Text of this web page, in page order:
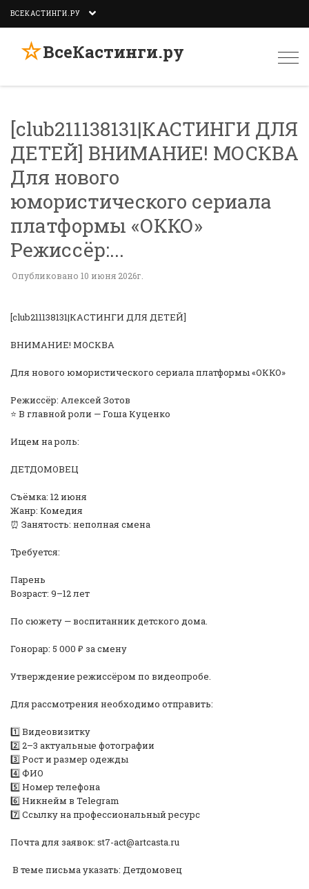
ВСЕКАСТИНГИ.РУ
☆ВсеКастинги.ру
[club211138131|КАСТИНГИ ДЛЯ
ДЕТЕЙ] ВНИМАНИЕ! МОСКВА
Для нового
юмористического сериала
платформы «ОККО»
Режиссёр:...
Опубликовано 10 июня 2026г.
[club211138131|КАСТИНГИ ДЛЯ ДЕТЕЙ]
ВНИМАНИЕ! МОСКВА
Для нового юмористического сериала платформы «ОККО»
Режиссёр: Алексей Зотов
⭐ В главной роли — Гоша Куценко
Ищем на роль:
ДЕТДОМОВЕЦ
Съёмка: 12 июня
Жанр: Комедия
⏰ Занятость: неполная смена
Требуется:
Парень
Возраст: 9–12 лет
По сюжету — воспитанник детского дома.
Гонорар: 5 000 ₽ за смену
Утверждение режиссёром по видеопробе.
Для рассмотрения необходимо отправить:
1️⃣ Видеовизитку
2️⃣ 2–3 актуальные фотографии
3️⃣ Рост и размер одежды
4️⃣ ФИО
5️⃣ Номер телефона
6️⃣ Никнейм в Telegram
7️⃣ Ссылку на профессиональный ресурс
Почта для заявок: st7-act@artcasta.ru
️ В теме письма указать: Детдомовец